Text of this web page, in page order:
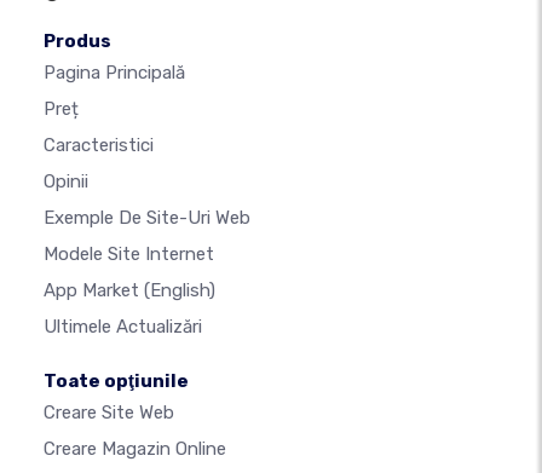
Produs
Pagina Principală
Preț
Caracteristici
Opinii
Exemple De Site-Uri Web
Modele Site Internet
App Market (English)
Ultimele Actualizări
Toate opţiunile
Creare Site Web
Creare Magazin Online